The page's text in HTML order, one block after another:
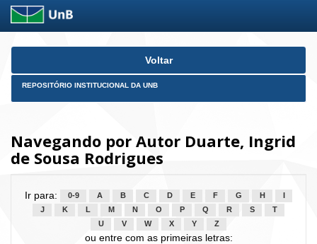
Skip
Voltar
REPOSITÓRIO INSTITUCIONAL DA UNB
Navegando por Autor Duarte, Ingrid
de Sousa Rodrigues
Ir para: 0-9 A B C D E F G H
J
K L M N O P Q R S
T
U
V W X Y Z
ou entre com as primeiras letras: